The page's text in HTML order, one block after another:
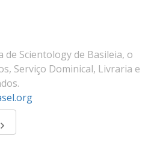
de Scientology de Basileia, o
Serviço Dominical, Livraria e